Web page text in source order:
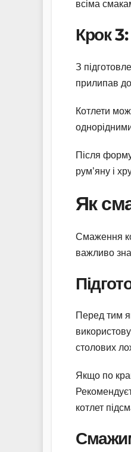
всіма
Крок
З
прилипав
Котлети
Після
рум’яну і
Як
Смаження
важливо
Перед тим
столових
Якщо по
котлет